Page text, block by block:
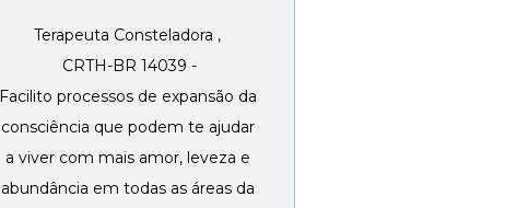
Terapeuta Consteladora ,
CRTH-BR 14039 -
Facilito processos de expansão da
consciência que podem te ajudar
a viver com mais amor, leveza e
abundância em todas as áreas da